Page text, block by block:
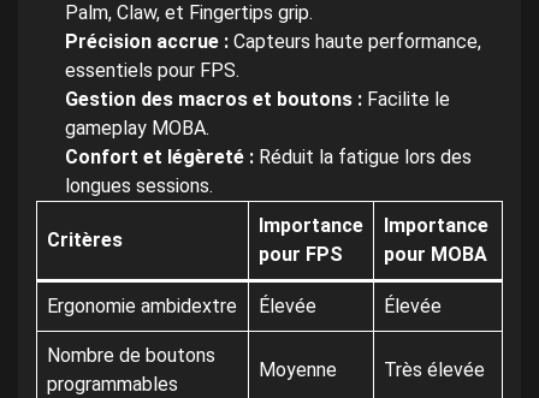
Palm, Claw, et Fingertips grip.
Précision accrue : Capteurs haute performance,
essentiels pour FPS.
Gestion des macros et boutons : Facilite le
gameplay MOBA.
Confort et légèreté : Réduit la fatigue lors des
longues sessions.
Critères
Importance
pour FPS
Importance
pour MOBA
Ergonomie ambidextre Élevée Élevée
Nombre de boutons
programmables
Moyenne Très élevée